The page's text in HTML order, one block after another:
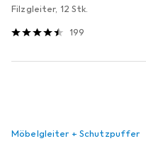
Filzgleiter, 12 Stk.
199
Möbelgleiter + Schutzpuffer